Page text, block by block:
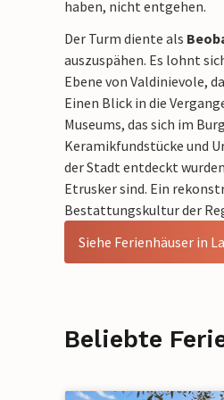
haben, nicht entgehen.
Der Turm diente als
auszuspähen. Es lohnt
Ebene von Valdinievole,
Einen Blick in die
Museums, das sich im
Keramikfundstücke und
der Stadt entdeckt
Etrusker sind. Ein
Bestattungskultur der
Siehe Ferienhäuser in
Beliebte